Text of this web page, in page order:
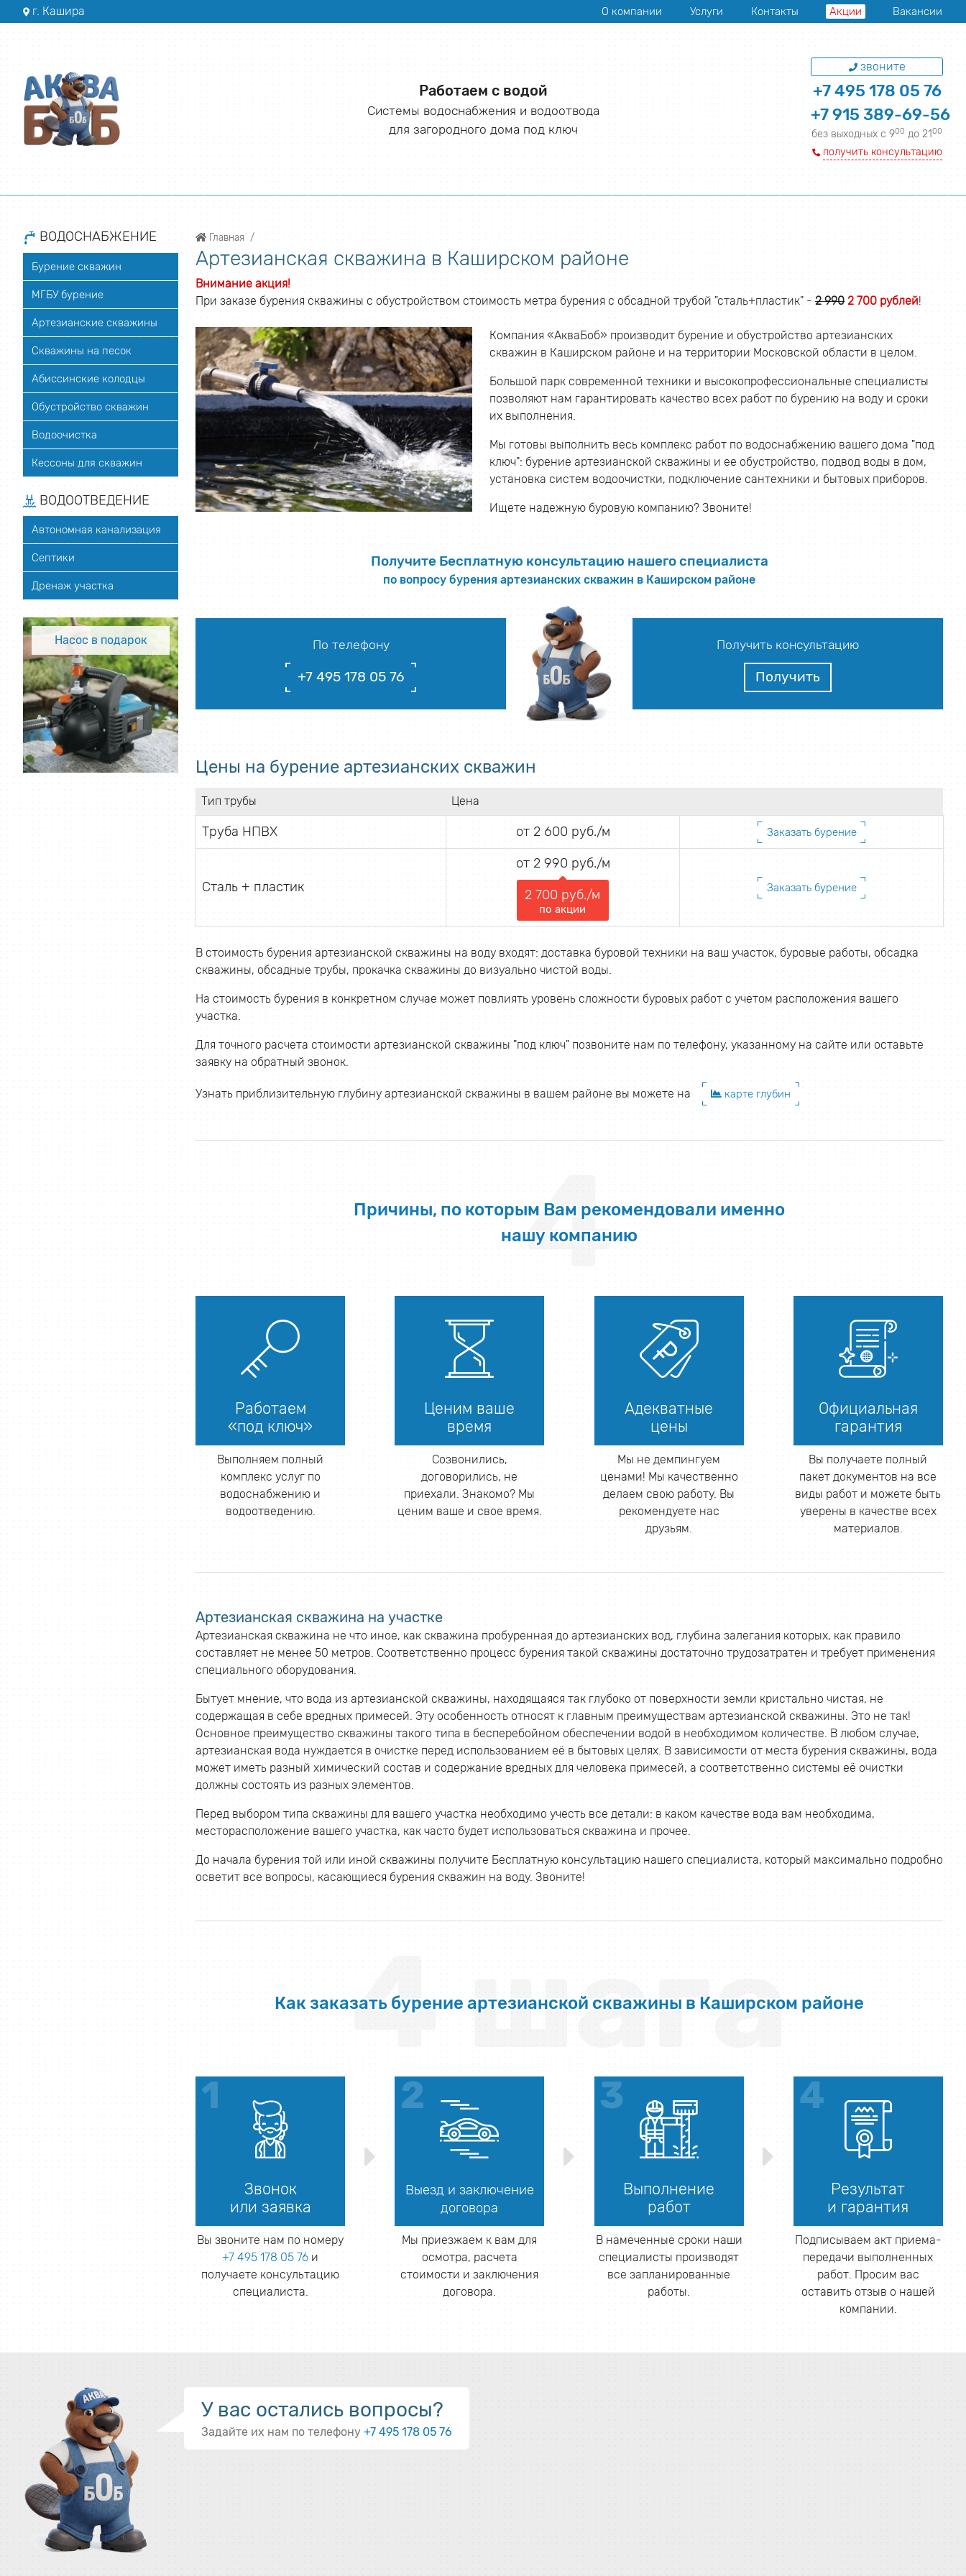
г. Кашира О компании Услуги Контакты Акции Вакансии
Работаем с водой
Системы водоснабжения и водоотвода
для загородного дома под ключ
звоните
+7 495 178 05 76
+7 915 389-69-56
без выходных с 900до 2100
получить консультацию
ВОДОСНАБЖЕНИЕ
Бурение скважин
МГБУ бурение
Артезианские скважины
Скважины на песок
Абиссинские колодцы
Обустройство скважин
Водоочистка
Кессоны для скважин
ВОДООТВЕДЕНИЕ
Автономная канализация
Септики
Дренаж участка
Насос в подарок
Главная
Артезианская скважина в Каширском районе
Внимание акция!
При заказе бурения скважины с обустройством стоимость метра бурения с обсадной трубой "сталь+пластик" - 2 990 2 700 рублей!
Компания «АкваБоб» производит бурение и обустройство артезианских
скважин в Каширском районе и на территории Московской области в целом.
Большой парк современной техники и высокопрофессиональные специалисты
позволяют нам гарантировать качество всех работ по бурению на воду и сроки
их выполнения.
Мы готовы выполнить весь комплекс работ по водоснабжению вашего дома "под
ключ": бурение артезианской скважины и ее обустройство, подвод воды в дом,
установка систем водоочистки, подключение сантехники и бытовых приборов.
Ищете надежную буровую компанию? Звоните!
Получите Бесплатную консультацию нашего специалиста
по вопросу бурения артезианских скважин в Каширском районе
По телефону
+7 495 178 05 76
Получить консультацию
Получить
Цены на бурение артезианских скважин
Тип трубы Цена
Труба НПВХ от 2 600 руб./м Заказать бурение
Сталь + пластик
от 2 990 руб./м
2 700 руб./м
по акции
Заказать бурение
В стоимость бурения артезианской скважины на воду входят: доставка буровой техники на ваш участок, буровые работы, обсадка
скважины, обсадные трубы, прокачка скважины до визуально чистой воды.
На стоимость бурения в конкретном случае может повлиять уровень сложности буровых работ с учетом расположения вашего
участка.
Для точного расчета стоимости артезианской скважины "под ключ" позвоните нам по телефону, указанному на сайте или оставьте
заявку на обратный звонок.
Узнать приблизительную глубину артезианской скважины в вашем районе вы можете на карте глубин
Причины, по которым Вам рекомендовали именно
нашу компанию
4
Работаем
«под ключ»
Выполняем полный
комплекс услуг по
водоснабжению и
водоотведению.
Ценим ваше
время
Созвонились,
договорились, не
приехали. Знакомо? Мы
ценим ваше и свое время.
Адекватные
цены
Мы не демпингуем
ценами! Мы качественно
делаем свою работу. Вы
рекомендуете нас
друзьям.
Официальная
гарантия
Вы получаете полный
пакет документов на все
виды работ и можете быть
уверены в качестве всех
материалов.
Артезианская скважина на участке
Артезианская скважина не что иное, как скважина пробуренная до артезианских вод, глубина залегания которых, как правило
составляет не менее 50 метров. Соответственно процесс бурения такой скважины достаточно трудозатратен и требует применения
специального оборудования.
Бытует мнение, что вода из артезианской скважины, находящаяся так глубоко от поверхности земли кристально чистая, не
содержащая в себе вредных примесей. Эту особенность относят к главным преимуществам артезианской скважины. Это не так!
Основное преимущество скважины такого типа в бесперебойном обеспечении водой в необходимом количестве. В любом случае,
артезианская вода нуждается в очистке перед использованием её в бытовых целях. В зависимости от места бурения скважины, вода
может иметь разный химический состав и содержание вредных для человека примесей, а соответственно системы её очистки
должны состоять из разных элементов.
Перед выбором типа скважины для вашего участка необходимо учесть все детали: в каком качестве вода вам необходима,
месторасположение вашего участка, как часто будет использоваться скважина и прочее.
До начала бурения той или иной скважины получите Бесплатную консультацию нашего специалиста, который максимально подробно
осветит все вопросы, касающиеся бурения скважин на воду. Звоните!
Как заказать бурение артезианской скважины в Каширском районе
4 шага
Звонок
или заявка
Вы звоните нам по номеру
+7 495 178 05 76и
получаете консультацию
специалиста.
Выезд и заключение
договора
Мы приезжаем к вам для
осмотра, расчета
стоимости и заключения
договора.
Выполнение
работ
В намеченные сроки наши
специалисты производят
все запланированные
работы.
Результат
и гарантия
Подписываем акт приема-
передачи выполненных
работ. Просим вас
оставить отзыв о нашей
компании.
У вас остались вопросы?
Задайте их нам по телефону +7 495 178 05 76